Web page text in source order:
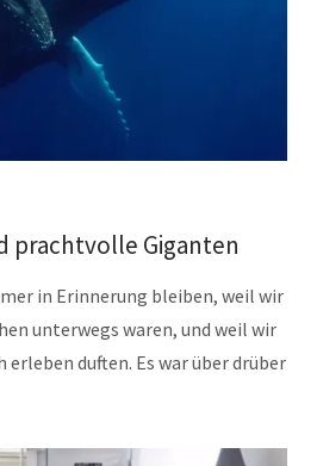
prachtvolle Giganten
in Erinnerung bleiben, weil wir
unterwegs waren, und weil wir
erleben duften. Es war über drüber